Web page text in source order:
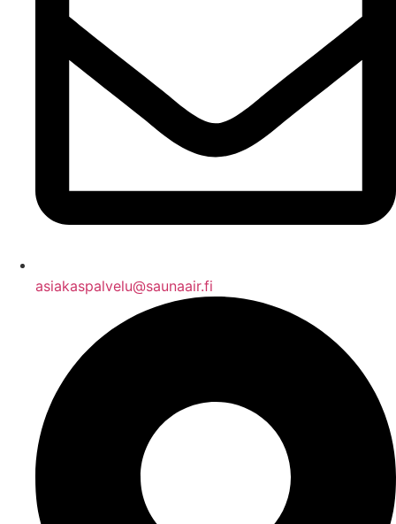
asiakaspalvelu@saunaair.fi